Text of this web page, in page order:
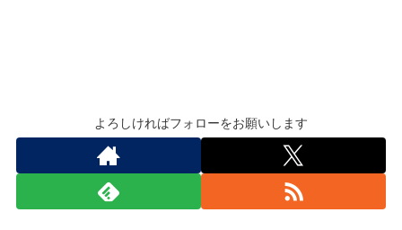
よろしければフォローをお願いします